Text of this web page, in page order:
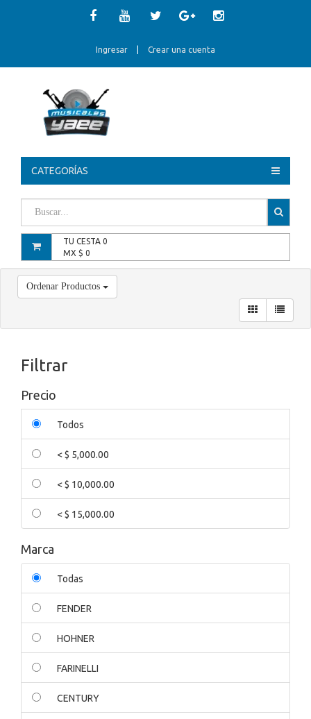
Ingresar Crear una cuenta
CATEGORÍAS
TU CESTA 0
MX $ 0
Ordenar Productos
Filtrar
Precio
Todos
< $ 5,000.00
< $ 10,000.00
< $ 15,000.00
Marca
Todas
FENDER
HOHNER
FARINELLI
CENTURY